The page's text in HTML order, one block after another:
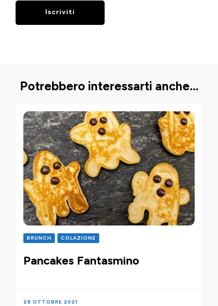
Potrebbero interessarti anche...
BRUNCH COLAZIONE
Pancakes Fantasmino
28 OTTOBRE 2021